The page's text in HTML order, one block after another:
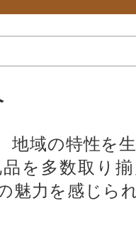
など
を応援する学
がい者、支援
を目指してなど
性活躍！女性
の支援など
地域の特性を
を多数取り
魅力を感じら